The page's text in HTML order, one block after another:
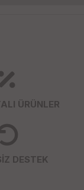
ÜRÜNLER
DESTEK